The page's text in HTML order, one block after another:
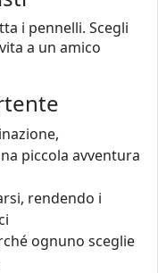
i pennelli. Scegli
a un amico
piccola avventura
rendendo i
ognuno sceglie